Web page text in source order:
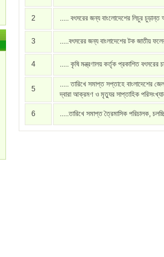
2 ..... বৎসরের জন্য বাংলোদেশের লিচুর চুড়ান্ত
3 .....বৎসরের জন্য বাংলাদেশের টক জাতীয়
4 ..... কৃষি মন্ত্রণালয় কর্তৃক প্রকাশিত বৎসরের
5
..... তারিখে সমাপ্ত সপ্তাহে বাংলাদেশের
দ্বারা আক্রমণ ও মৃত্যুর সাপ্তাহিক
6 .....তারিখে সমাপ্ত ত্রৈমাসিক পরিচালক,